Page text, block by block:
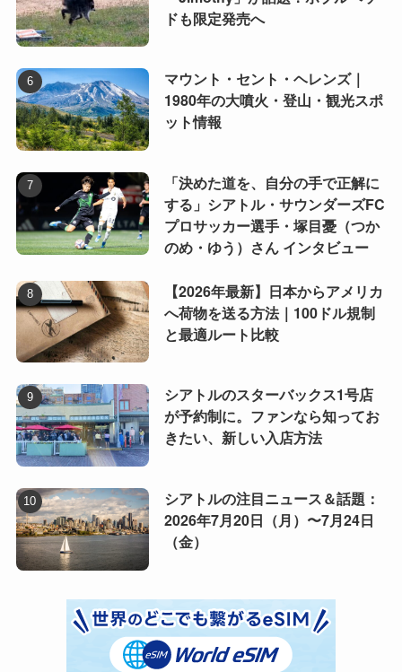
ドも限定発売へ
マウント・セント・ヘレンズ｜
1980年の大噴火・登山・観光スポ
ット情報
「決めた道を、自分の手で正解に
する」シアトル・サウンダーズFC
プロサッカー選手・塚目憂（つか
のめ・ゆう）さん インタビュー
【2026年最新】日本からアメリカ
へ荷物を送る方法｜100ドル規制
と最適ルート比較
シアトルのスターバックス1号店
が予約制に。ファンなら知ってお
きたい、新しい入店方法
シアトルの注目ニュース＆話題：
2026年7月20日（月）〜7月24日
（金）